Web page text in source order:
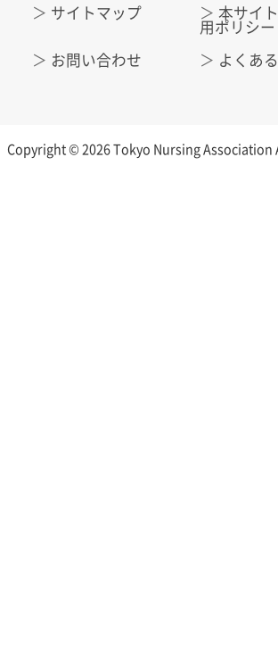
サイトマップ 本サイ
用ポリシ
お問い合わせ
よくあ
Copyright © 2026 Tokyo Nursing Association